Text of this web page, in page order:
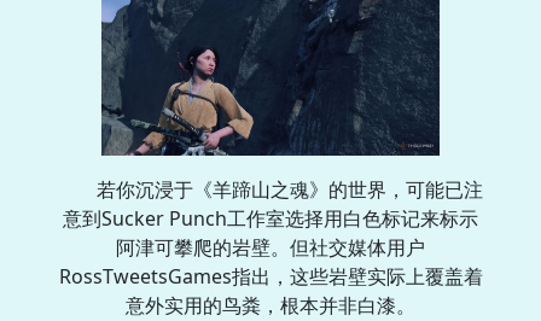
若你沉浸于《羊蹄山之魂》的世界，可能已注
意到Sucker Punch工作室选择用白色标记来标示
阿津可攀爬的岩壁。但社交媒体用户
RossTweetsGames指出，这些岩壁实际上覆盖着
意外实用的鸟粪，根本并非白漆。